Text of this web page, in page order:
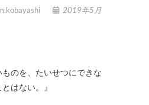
2019年5月
ものを、たいせつにできな
はない。』